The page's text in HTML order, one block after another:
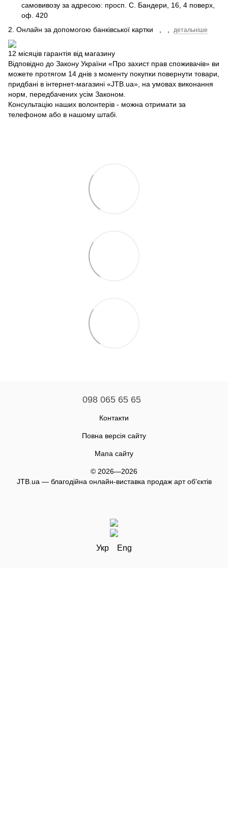
самовивозу за адресою: просп. С. Бандери, 16, 4 поверх,
оф. 420
2. Онлайн за допомогою банківської картки
детальніше
12 місяців гарантія від магазину
Відповідно до Закону України «Про захист прав споживачів» ви
можете протягом 14 днів з моменту покупки повернути товари,
придбані в інтернет-магазині «JTB.ua», на умовах виконання
норм, передбачених усім Законом.
Консультацію наших волонтерів - можна отримати за
телефоном або в нашому штабі.
098 065 65 65
Контакти
Повна версія сайту
Мапа сайту
© 2026—2026
JTB.ua — благодійна онлайн-виставка продаж арт об'єктів
Укр Eng